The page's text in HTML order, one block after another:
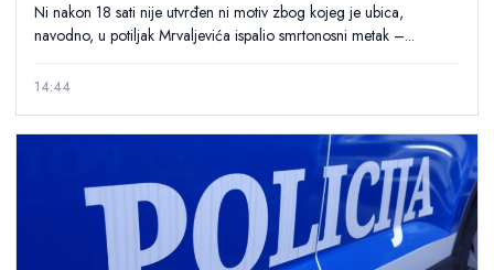
Ni nakon 18 sati nije utvrđen ni motiv zbog kojeg je ubica,
navodno, u potiljak Mrvaljevića ispalio smrtonosni metak –...
14:44